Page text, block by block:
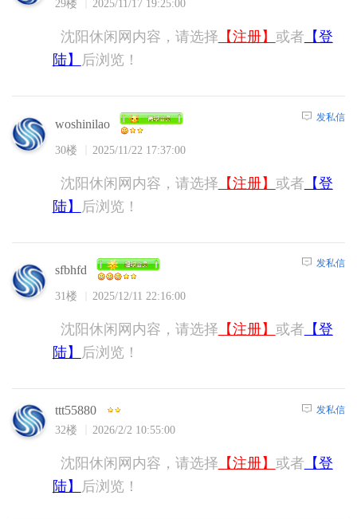
29楼 2025/11/17 19:25:00
沈阳休闲网内容，请选择 【注册】 或者 【登
陆】
后浏览！
woshinilao
30楼 2025/11/22 17:37:00
发私信
沈阳休闲网内容，请选择 【注册】 或者 【登
陆】
后浏览！
sfbhfd
31楼 2025/12/11 22:16:00
发私信
沈阳休闲网内容，请选择 【注册】 或者 【登
陆】
后浏览！
ttt55880
32楼 2026/2/2 10:55:00
发私信
沈阳休闲网内容，请选择 【注册】 或者 【登
陆】
后浏览！